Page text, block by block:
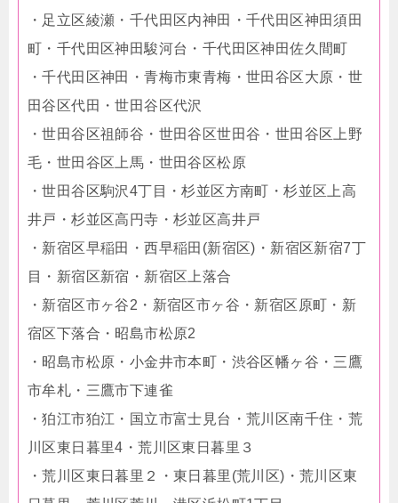
・足立区綾瀬・千代田区内神田・千代田区神田須田
町・千代田区神田駿河台・千代田区神田佐久間町
・千代田区神田・青梅市東青梅・世田谷区大原・世
田谷区代田・世田谷区代沢
・世田谷区祖師谷・世田谷区世田谷・世田谷区上野
毛・世田谷区上馬・世田谷区松原
・世田谷区駒沢4丁目・杉並区方南町・杉並区上高
井戸・杉並区高円寺・杉並区高井戸
・新宿区早稲田・西早稲田(新宿区)・新宿区新宿7丁
目・新宿区新宿・新宿区上落合
・新宿区市ヶ谷2・新宿区市ヶ谷・新宿区原町・新
宿区下落合・昭島市松原2
・昭島市松原・小金井市本町・渋谷区幡ヶ谷・三鷹
市牟札・三鷹市下連雀
・狛江市狛江・国立市富士見台・荒川区南千住・荒
川区東日暮里4・荒川区東日暮里３
・荒川区東日暮里２・東日暮里(荒川区)・荒川区東